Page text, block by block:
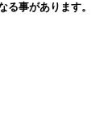
る事があります。